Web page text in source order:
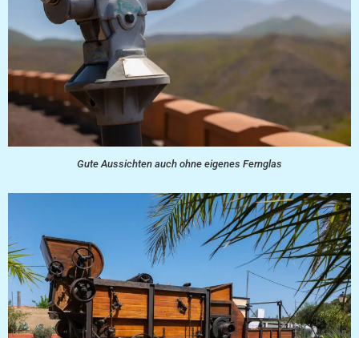
Gute Aussichten auch ohne eigenes Fernglas